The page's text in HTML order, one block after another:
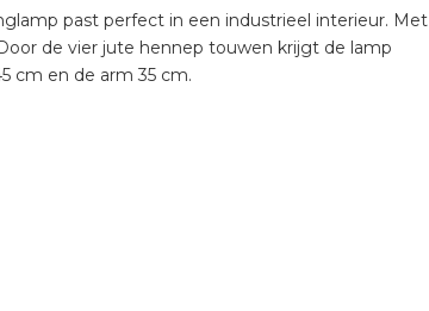
past perfect in een industrieel interieur. Met
de vier jute hennep touwen krijgt de lamp
cm en de arm 35 cm.